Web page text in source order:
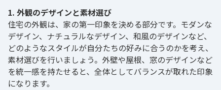
1. 外観のデザインと素材選び
住宅の外観は、家の第一印象を決める部分です。モダンな
デザイン、ナチュラルなデザイン、和風のデザインなど、
どのようなスタイルが自分たちの好みに合うのかを考え、
素材選びを行いましょう。外壁や屋根、窓のデザインなど
を統一感を持たせると、全体としてバランスが取れた印象
になります。